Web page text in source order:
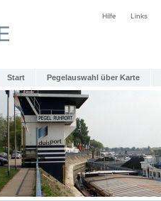
Hilfe Links
Start Pegelauswahl über Karte